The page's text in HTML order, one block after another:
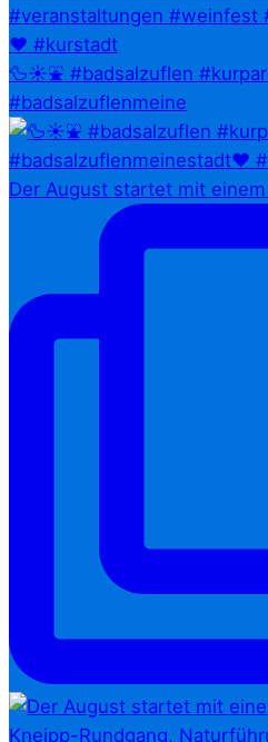
🦆☀️⛲ #badsalzuflen
#badsalzuflenmeine
Der August startet mit